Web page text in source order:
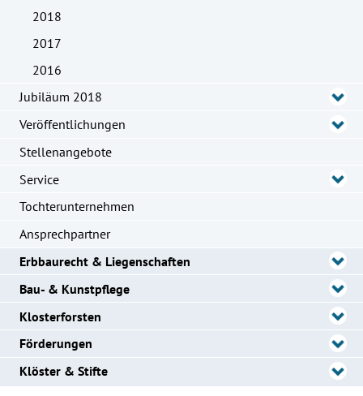
2018
2017
2016
Jubiläum 2018
Veröffentlichungen
Stellenangebote
Service
Tochterunternehmen
Ansprechpartner
Erbbaurecht & Liegenschaften
Bau- & Kunstpflege
Klosterforsten
Förderungen
Klöster & Stifte